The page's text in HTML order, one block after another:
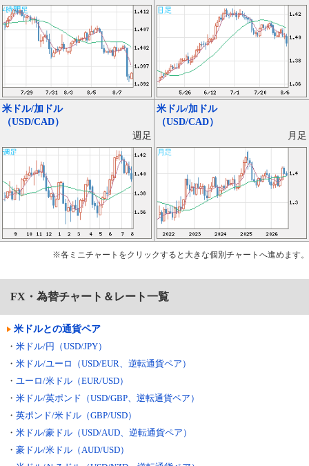
米ドル/加ドル
（USD/CAD）
週足
米ドル/加ドル
（USD/CAD）
月足
※各ミニチャートをクリックすると大きな個別チャートへ進めます。
FX・為替チャート＆レート一覧
米ドルとの通貨ペア
・ 米ドル/円（USD/JPY）
・ 米ドル/ユーロ（USD/EUR、逆転通貨ペア）
・ ユーロ/米ドル（EUR/USD）
・ 米ドル/英ポンド（USD/GBP、逆転通貨ペア）
・ 英ポンド/米ドル（GBP/USD）
・ 米ドル/豪ドル（USD/AUD、逆転通貨ペア）
・ 豪ドル/米ドル（AUD/USD）